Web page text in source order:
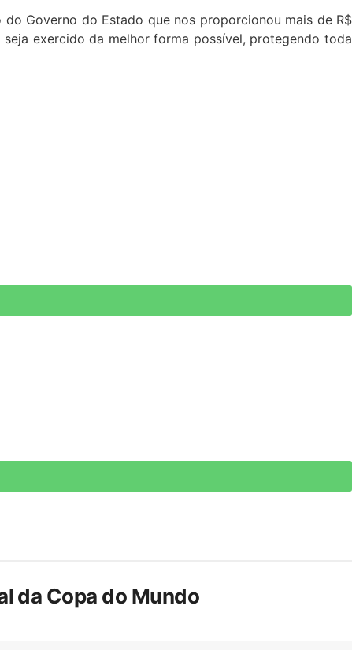
Governo do Estado que nos proporcionou mais de R$
exercido da melhor forma possível, protegendo toda
da Copa do Mundo